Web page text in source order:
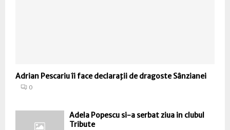
Adrian Pescariu îi face declaraţii de dragoste Sânzianei
0
Adela Popescu si-a serbat ziua in clubul
Tribute